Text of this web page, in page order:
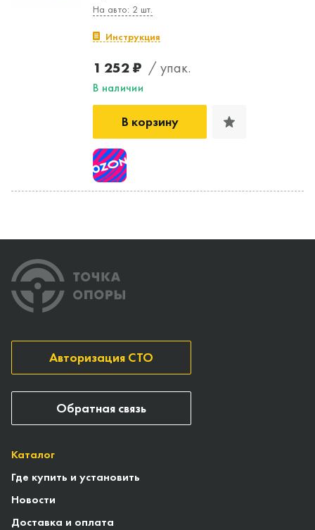
На авто: 2 шт.
Инструкция
1 252 ₽ / упак.
В наличии
В корзину
Каталог
Где купить и установить
Новости
Доставка и оплата
Авторизация СТО
Обратная связь